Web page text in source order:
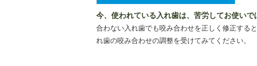
今、使われている入れ歯は、苦労してお使いで
合わない入れ歯でも咬み合わせを正しく修正する
れ歯の咬み合わせの調整を受けてみてください。